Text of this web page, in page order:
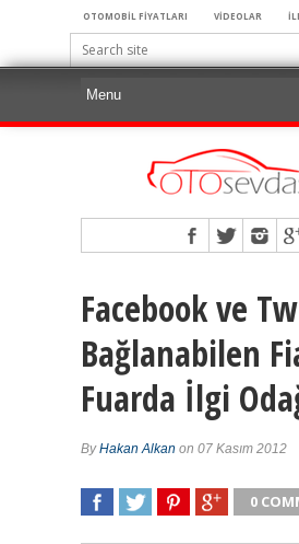
OTOMOBİL FİYATLARI VİDEOLAR
Facebook ve
Bağlanabilen
Fuarda İlgi
ByHakan Alkan on 07 Kasım 2012
0